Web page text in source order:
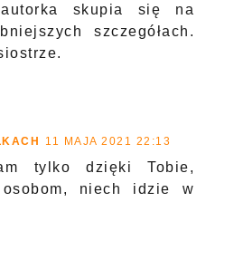
skupia się na
szczegółach.
11 MAJA 2021 22:13
tylko dzięki Tobie,
niech idzie w